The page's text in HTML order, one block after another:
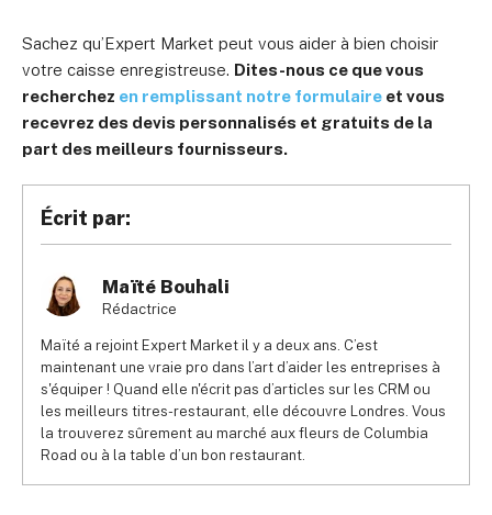
Sachez qu’Expert Market peut vous aider à bien choisir
votre caisse enregistreuse. Dites-nous ce que vous
recherchez en remplissant notre formulaire et vous
recevrez des devis personnalisés et gratuits de la
part des meilleurs fournisseurs.
Écrit par:
Maïté Bouhali
Rédactrice
Maïté a rejoint Expert Market il y a deux ans. C’est
maintenant une vraie pro dans l’art d’aider les entreprises à
s'équiper ! Quand elle n'écrit pas d’articles sur les CRM ou
les meilleurs titres-restaurant, elle découvre Londres. Vous
la trouverez sûrement au marché aux fleurs de Columbia
Road ou à la table d’un bon restaurant.